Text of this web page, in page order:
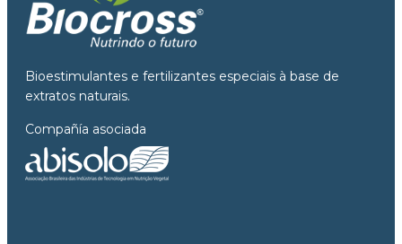
Bioestimulantes e fertilizantes especiais à base de
extratos naturais.
Compañía asociada